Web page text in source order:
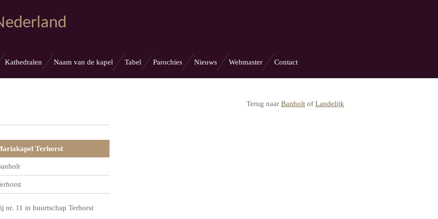
Kathedralen Naam van de kapel Tabel Parochies Nieuws Webmaster Contact
Terug naar Banholt of Landelijk
Terhorst
nr. 11 in buurtschap Terhorst